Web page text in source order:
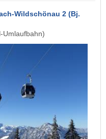
Wildschönau 2 (Bj.
Umlaufbahn)